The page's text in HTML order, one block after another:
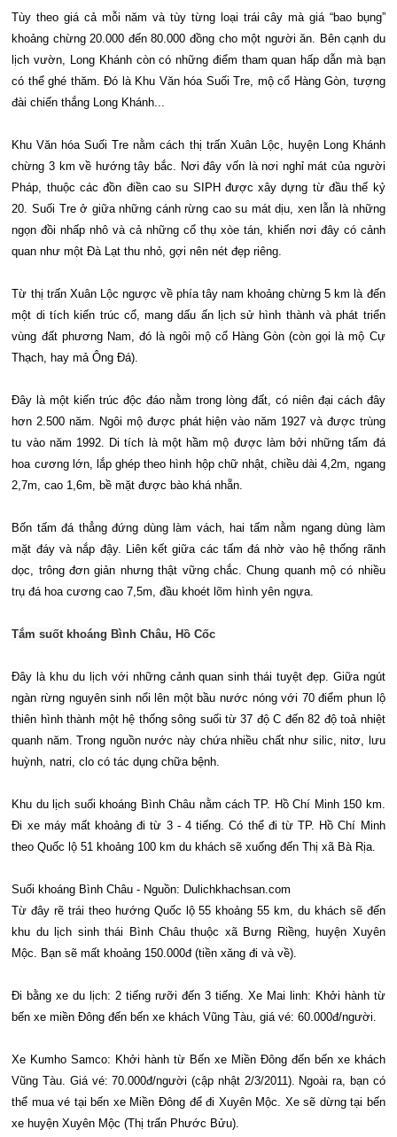
Tùy theo giá cả mỗi năm và tùy từng loại trái cây mà giá “bao bụng”
khoảng chừng 20.000 đến 80.000 đồng cho một người ăn. Bên cạnh du
lịch vườn, Long Khánh còn có những điểm tham quan hấp dẫn mà bạn
có thể ghé thăm. Đó là Khu Văn hóa Suối Tre, mộ cổ Hàng Gòn, tượng
đài chiến thắng Long Khánh...
Khu Văn hóa Suối Tre nằm cách thị trấn Xuân Lộc, huyện Long Khánh
chừng 3 km về hướng tây bắc. Nơi đây vốn là nơi nghỉ mát của người
Pháp, thuộc các đồn điền cao su SIPH được xây dựng từ đầu thế kỷ
20. Suối Tre ở giữa những cánh rừng cao su mát dịu, xen lẫn là những
ngọn đồi nhấp nhô và cả những cổ thụ xòe tán, khiến nơi đây có cảnh
quan như một Đà Lạt thu nhỏ, gợi nên nét đẹp riêng.
Từ thị trấn Xuân Lộc ngược về phía tây nam khoảng chừng 5 km là đến
một di tích kiến trúc cổ, mang dấu ấn lịch sử hình thành và phát triển
vùng đất phương Nam, đó là ngôi mộ cổ Hàng Gòn (còn gọi là mộ Cự
Thạch, hay mả Ông Đá).
Đây là một kiến trúc độc đáo nằm trong lòng đất, có niên đại cách đây
hơn 2.500 năm. Ngôi mộ được phát hiện vào năm 1927 và được trùng
tu vào năm 1992. Di tích là một hầm mộ được làm bởi những tấm đá
hoa cương lớn, lắp ghép theo hình hộp chữ nhật, chiều dài 4,2m, ngang
2,7m, cao 1,6m, bề mặt được bào khá nhẵn.
Bốn tấm đá thẳng đứng dùng làm vách, hai tấm nằm ngang dùng làm
mặt đáy và nắp đậy. Liên kết giữa các tấm đá nhờ vào hệ thống rãnh
dọc, trông đơn giản nhưng thật vững chắc. Chung quanh mộ có nhiều
trụ đá hoa cương cao 7,5m, đầu khoét lõm hình yên ngựa.
Tắm suốt khoáng Bình Châu, Hồ Cốc
Đây là khu du lịch với những cảnh quan sinh thái tuyệt đẹp. Giữa ngút
ngàn rừng nguyên sinh nổi lên một bầu nước nóng với 70 điểm phun lộ
thiên hình thành một hệ thống sông suối từ 37 độ C đến 82 độ toả nhiệt
quanh năm. Trong nguồn nước này chứa nhiều chất như silic, nitơ, lưu
huỳnh, natri, clo có tác dụng chữa bệnh.
Khu du lịch suối khoáng Bình Châu nằm cách TP. Hồ Chí Minh 150 km.
Đi xe máy mất khoảng đi từ 3 - 4 tiếng. Có thể đi từ TP. Hồ Chí Minh
theo Quốc lộ 51 khoảng 100 km du khách sẽ xuống đến Thị xã Bà Rịa.
Suối khoáng Bình Châu - Nguồn: Dulichkhachsan.com
Từ đây rẽ trái theo hướng Quốc lộ 55 khoảng 55 km, du khách sẽ đến
khu du lịch sinh thái Bình Châu thuộc xã Bưng Riềng, huyện Xuyên
Mộc. Bạn sẽ mất khoảng 150.000đ (tiền xăng đi và về).
Đi bằng xe du lịch: 2 tiếng rưỡi đến 3 tiếng. Xe Mai linh: Khởi hành từ
bến xe miền Đông đến bến xe khách Vũng Tàu, giá vé: 60.000đ/người.
Xe Kumho Samco: Khởi hành từ Bến xe Miền Đông đến bến xe khách
Vũng Tàu. Giá vé: 70.000đ/người (cập nhật 2/3/2011). Ngoài ra, bạn có
thể mua vé tại bến xe Miền Đông để đi Xuyên Mộc. Xe sẽ dừng tại bến
xe huyện Xuyên Mộc (Thị trấn Phước Bửu).